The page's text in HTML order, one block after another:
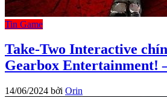
Tin Game
Take-Two Interactive
Gearbox Entertainment!
14/06/2024 bởi Orin